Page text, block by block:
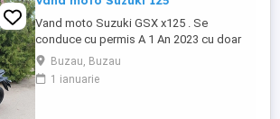
Vand moto Suzuki GSX x125 . Se
conduce cu permis A 1 An 2023 cu doar
5000km Stare impecabila , fara cazaturi
ITP valabil pana in noiembrie 2027 Revizii
si schimb de ulei in service autorizat
Buzau, Buzau
1 ianuarie